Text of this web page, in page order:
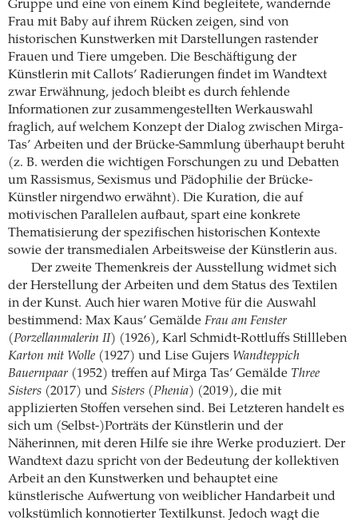
Gruppe und eine von einem Kind begleitete, wandernde
Frau mit Baby auf ihrem Rücken zeigen, sind von
historischen Kunstwerken mit Darstellungen rastender
Frauen und Tiere umgeben. Die Beschäftigung der
Künstlerin mit Callots’ Radierungen findet im Wandtext
zwar Erwähnung, jedoch bleibt es durch fehlende
Informationen zur zusammengestellten Werkauswahl
fraglich, auf welchem Konzept der Dialog zwischen Mirga-
Tas’ Arbeiten und der Brücke-Sammlung überhaupt beruht
(z. B. werden die wichtigen Forschungen zu und Debatten
um Rassismus, Sexismus und Pädophilie der Brücke-
Künstler nirgendwo erwähnt). Die Kuration, die auf
motivischen Parallelen aufbaut, spart eine konkrete
Thematisierung der spezifischen historischen Kontexte
sowie der transmedialen Arbeitsweise der Künstlerin aus.
Der zweite Themenkreis der Ausstellung widmet sich
der Herstellung der Arbeiten und dem Status des Textilen
in der Kunst. Auch hier waren Motive für die Auswahl
bestimmend: Max Kaus’ Gemälde Frau am Fenster
(Porzellanmalerin II) (1926), Karl Schmidt-Rottluffs Stillleben
Karton mit Wolle (1927) und Lise Gujers Wandteppich
Bauernpaar (1952) treffen auf Mirga Tas’ Gemälde Three
Sisters (2017) und Sisters (Phenia) (2019), die mit
applizierten Stoffen versehen sind. Bei Letzteren handelt es
sich um (Selbst-)Porträts der Künstlerin und der
Näherinnen, mit deren Hilfe sie ihre Werke produziert. Der
Wandtext dazu spricht von der Bedeutung der kollektiven
Arbeit an den Kunstwerken und behauptet eine
künstlerische Aufwertung von weiblicher Handarbeit und
volkstümlich konnotierter Textilkunst. Jedoch wagt die